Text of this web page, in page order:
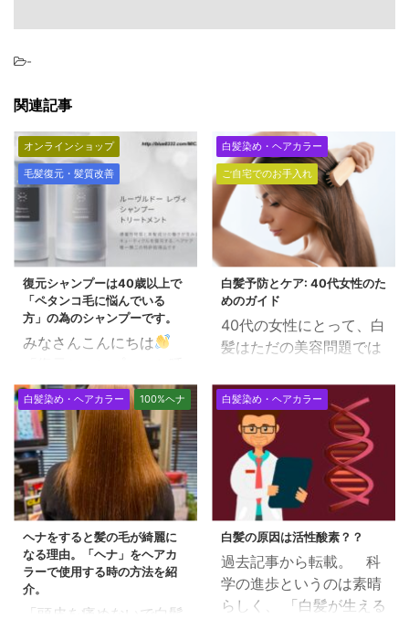
-
関連記事
オンラインショップ
毛髪復元・髪質改善
復元シャンプーは40歳以上で
「ペタンコ毛に悩んでいる
方」の為のシャンプーです。
みなさんこんにちは
ばれる「レヴィ・シャン
プー＆トリートメント」
の紹介です。 一年以上、
自分も使用しています
し、沢山のお客さんにも
ご愛用いただいているヘ
アケア剤です。 復元シャ
ンプーは40歳以上で「ペ
タンコ毛に悩んでいる
方」の為のシャンプーで
す。 こんなお悩みの方に
白髪染め・ヘアカラー
ご自宅でのお手入れ
白髪予防とケア: 40代女性のた
めのガイド
40代の女性にとって、白
髪はただの美容問題では
の自己表現や自信の一部
とも言えます。 この記事
では、白髪の予防とケア
に関して、科学的根拠に
基づきながらも、理解し
やすい方法で詳しく解説
します。 1. 白髪が生じる
原因 白髪は、髪の毛を形
成する毛乳頭にあるメラ
ノサイトがメラニン色素
を十分に生産しなくなる
白髪染め・ヘアカラー 100%ヘナ
ヘナをすると髪の毛が綺麗に
なる理由。「ヘナ」をヘアカ
ラーで使用する時の方法を紹
介。
「頭皮を痛めないで白髪
白髪染め・ヘアカラー
白髪の原因は活性酸素？？
過去記事から転載。 科
学の進歩というのは素晴
らしく、 「白髪が生える